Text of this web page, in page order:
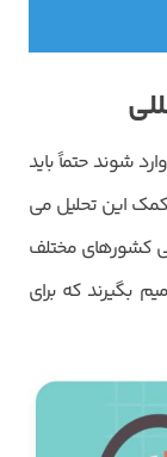
شوند حتماً باید
کمک این تحلیل می
کشورهای مختلف
بگیرند که برای